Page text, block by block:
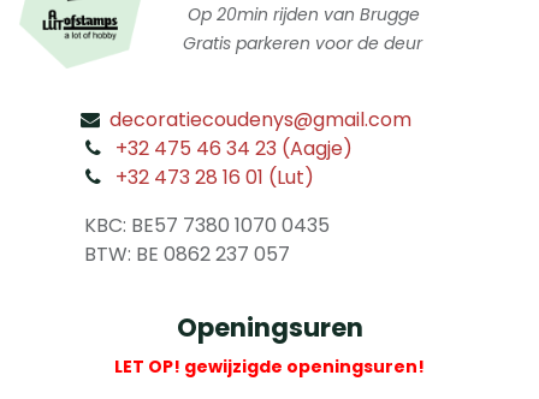
Op 20min rijden van Brugge
Gratis parkeren voor de deur
decoratiecoudenys@gmail.com
+32 475 46 34 23 (Aagje)
+32 473 28 16 01 (Lut)
KBC: BE57 7380 1070 0435
​ BTW: BE 0862 237 057
Openingsuren
LET OP! gewijzigde openingsuren!